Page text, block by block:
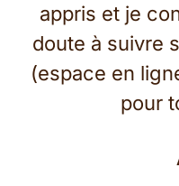
appris et je
doute à suivre
(espace en
pour